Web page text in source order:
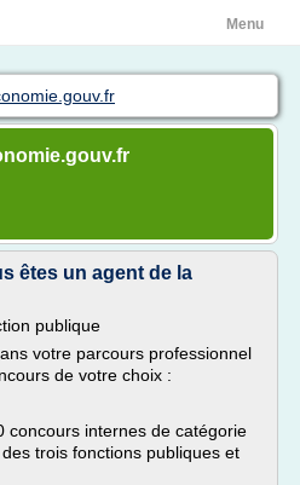
Menu
êtes un agent de la
publique
votre parcours professionnel
de votre choix :
concours internes de catégorie
trois fonctions publiques et